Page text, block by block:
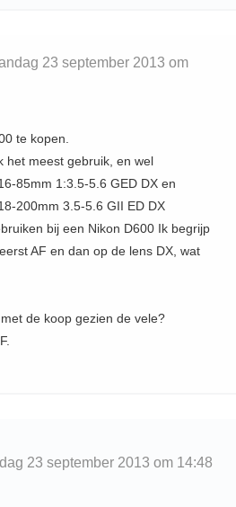
23 september 2013 om
te kopen.
het meest gebruik, en wel
85mm 1:3.5-5.6 GED DX en
200mm 3.5-5.6 GII ED DX
bij een Nikon D600 Ik begrijp
AF en dan op de lens DX, wat
de koop gezien de vele?
23 september 2013 om 14:48